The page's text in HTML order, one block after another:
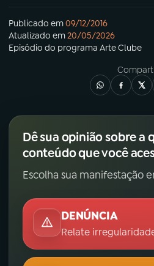
Publicado em09/12/2016
Atualizado em20/05/2026
Episódio do programa Arte Clube
Dê sua opinião sobre a
conteúdo que você
Escolha sua manifestação
DENÚNCIA
Relate